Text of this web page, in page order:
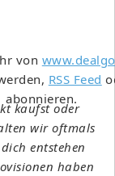
von
RSS Feed
abonnieren.
kaufst oder
wir oftmals
entstehen
haben